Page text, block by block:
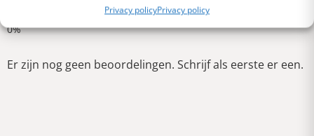
Privacy policyPrivacy policySchrijf een review
Er zijn nog geen beoordelingen. Schrijf als eerste er een.